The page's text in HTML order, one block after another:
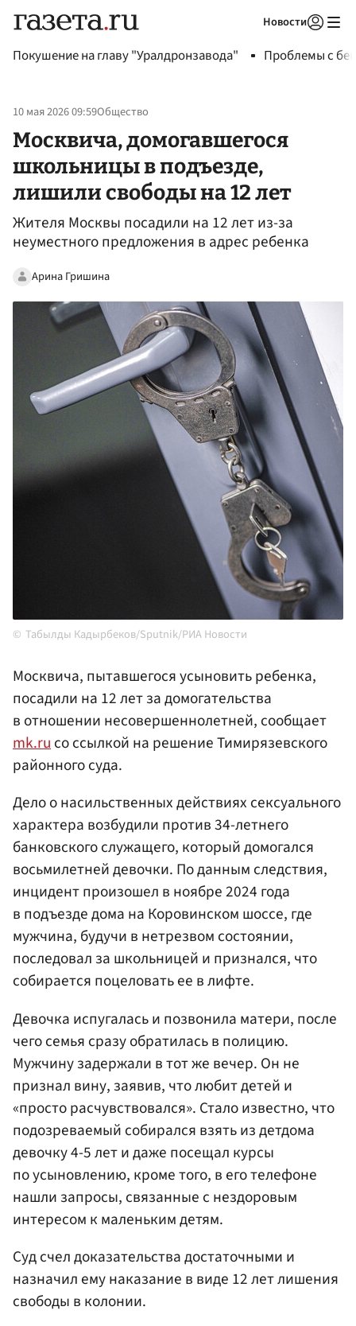
Новости
Покушение на главу "Уралдронзавода" Проблемы с
10 мая 2026 09:59Общество
Москвича, домогавшегося
школьницы в подъезде,
лишили свободы на 12 лет
Жителя Москвы посадили на 12 лет из-за
неуместного предложения в адрес ребенка
Арина Гришина
Табылды Кадырбеков/Sputnik/РИА Новости
Москвича, пытавшегося усыновить ребенка,
посадили на 12 лет за домогательства
в отношении несовершеннолетней, сообщает
mk.ruсо ссылкой на решение Тимирязевского
районного суда.
Дело о насильственных действиях сексуального
характера возбудили против 34-летнего
банковского служащего, который домогался
восьмилетней девочки. По данным следствия,
инцидент произошел в ноябре 2024 года
в подъезде дома на Коровинском шоссе, где
мужчина, будучи в нетрезвом состоянии,
последовал за школьницей и признался, что
собирается поцеловать ее в лифте.
Девочка испугалась и позвонила матери, после
чего семья сразу обратилась в полицию.
Мужчину задержали в тот же вечер. Он не
признал вину, заявив, что любит детей и
«просто расчувствовался». Стало известно, что
подозреваемый собирался взять из детдома
девочку 4-5 лет и даже посещал курсы
по усыновлению, кроме того, в его телефоне
нашли запросы, связанные с нездоровым
интересом к маленьким детям.
Суд счел доказательства достаточными и
назначил ему наказание в виде 12 лет лишения
свободы в колонии.